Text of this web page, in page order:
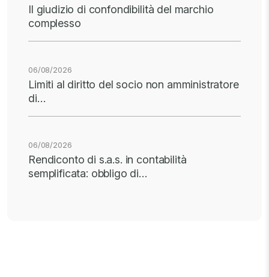
Il giudizio di confondibilità del marchio
complesso
06/08/2026
Limiti al diritto del socio non amministratore
di…
06/08/2026
Rendiconto di s.a.s. in contabilità
semplificata: obbligo di…